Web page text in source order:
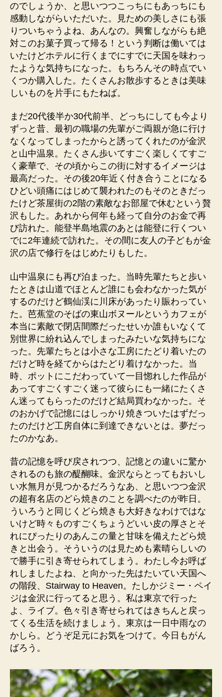
のでしょうか、と思いつつこっちにもあっちにも
感動しながらいただいた。見ための美しさにも張
りついちゃうよね、あんなの。興奮しながらも絶
対このお菓子買って帰る！という判断は働いては
いたけどホテルに行くまでにすでに天国を味わっ
たような気持ちになった。もちろんその時点でい
くつか購入した。たくさんお散歩するときは美味
しいものを片手にもたねば。
まだ20代後半か30代前半、どっちにしても今より
ずっと昔、最初の職場の先輩がご両親が急に行け
なくなってしまったからと誘ってくれたのが金沢
と山中温泉。たくさん歩いてすごく楽しくてすご
く豪華で、その頃からこの街に対するイメージは
最高だった。その後20年近く付き合うことになる
ひどい頭痛にはじめて襲われたのもそのときだっ
たけど茶屋街の2階の素敵なお部屋で休むという贅
沢もした。あれから何年も経って自分のお金で再
び訪れた。能登半島地震のあとは能登に行くつい
でに2年連続で訪れた。その間に友人の子どもが金
沢の店で修行をはじめたりもした。
山中温泉にも再び泊まった。当時先輩たちと歩い
たときは山道でほとんど誰にも会わなかった気が
するのだけど鶴仙渓に川床があったり賑わってい
た。芭蕉堂のそばの東山ボヌールというカフェが
本当に素敵で閉店間際だったせいか誰もいなくて
別世界に紛れ込んでしまったみたいな気持ちにな
った。先輩たちとは小さな工房にたどり着いたの
だけど時を経てからはたどり着けなかった。当
時、ポットにこだわっていて一目惚れした作品が
あってすごくすごく迷って彼らにも一緒にたくさ
ん迷ってもらったのだけど結局買わなかった。そ
のおかげで記憶にはしっかり焼きついたはずだっ
たのだけど工房自体に到達できないとは。夢だっ
たのかなあ。
昔の記憶を呼び戻されつつ、記憶との違いに驚か
されるのも旅の醍醐味。金沢ならとってもおいし
い水無月が見つかるだろうなあ、と思いつつ金沢
の超有名店のどら焼きのことを調べたのが昨日。
ういろうと同じくどら焼きも大好きなわけではな
いけど時々ものすごくちょうどいい皮の厚さとそ
れにぴったりのあんこの量と甘味を備えたどら焼
きと出会う。そういうのは見ためも素晴らしいの
で勝手に引き寄せられてしまう。わたし今お呼ば
れしましたよね、と向かった先はたいてい天国へ
の階段、Stairway to Heaven。たしかジミー・ペイ
ジは金沢に行ってると思う。私は東京で行った
よ、ライブ。色々引き寄せられてはきちんと戻っ
てくる生活を続けましょう。東京は一日中雨なの
かしら。どうぞ足元にお気をつけて。今日もがん
ばろう。